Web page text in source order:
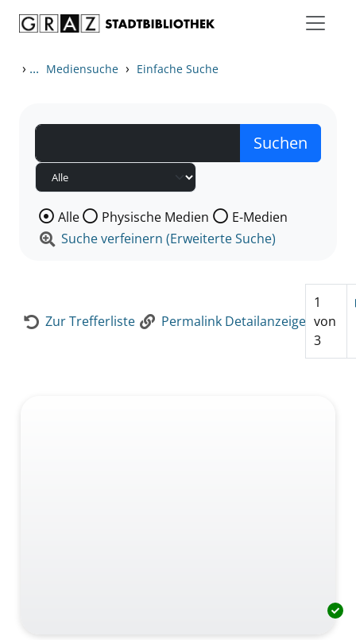
› ... Mediensuche › Einfache Suche
Wählen Sie die Medienart nach der Sie suchen wollen.
Alle Physische Medien
E-Medien
Suche verfeinern (Erweiterte Suche)
Zur Trefferliste Permalink Detailanzeige
1
von
3